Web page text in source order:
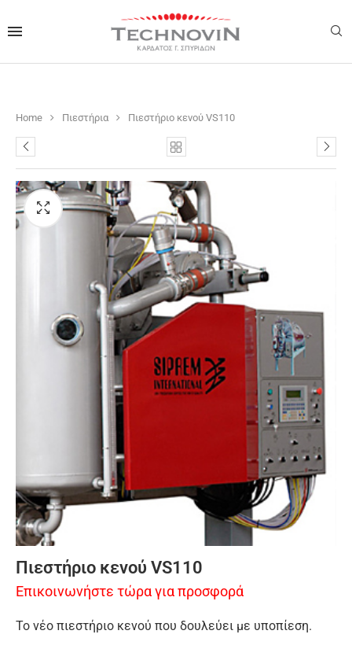
Home Πιεστήρια Πιεστήριο κενού VS110
Πιεστήριο κενού VS110
Επικοινωνήστε τώρα για προσφορά
Το νέο πιεστήριο κενού που δουλεύει με υποπίεση.